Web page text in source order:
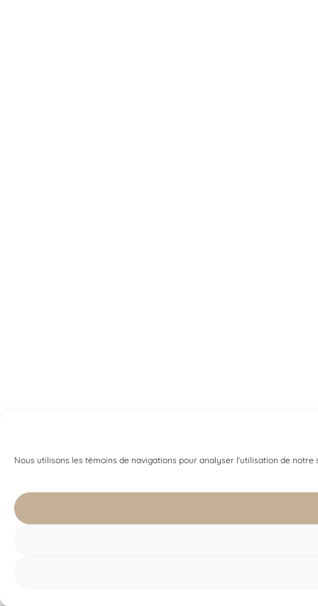
Nous utilisons les témoins de navigations pour analyser l'utilisation de